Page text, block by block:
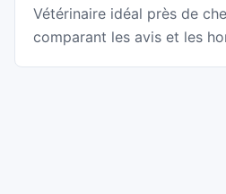
Vétérinaire idéal près de
comparant les avis et les